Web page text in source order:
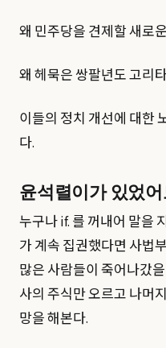
왜 민주당을 견제할 새로
왜 헤묵은 쌍팔년도 고리
이들의 정치 개선에 대한
다.
윤석렬이가 있었
누구나 if. 를 꺼내어 말을
가 계속 집권했다면 사법
많은 사람들이 죽어나갔
사의 주식만 오르고 나머
망을 해본다.